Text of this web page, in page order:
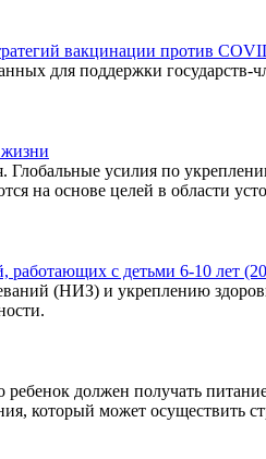
вакцинации против
для поддержки
усилия по
на основе целей в области
работающих с детьми 6-10 лет
(‎НИЗ)‎ и укреплению
должен получать
который может осуществить